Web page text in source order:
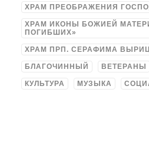
ХРАМ ПРЕОБРАЖЕНИЯ
ХРАМ ИКОНЫ БОЖИЕЙ
ПОГИБШИХ»
ХРАМ ПРП. СЕРАФИМА
БЛАГОЧИННЫЙ ВЕТЕРАНЫ
КУЛЬТУРА МУЗЫКА